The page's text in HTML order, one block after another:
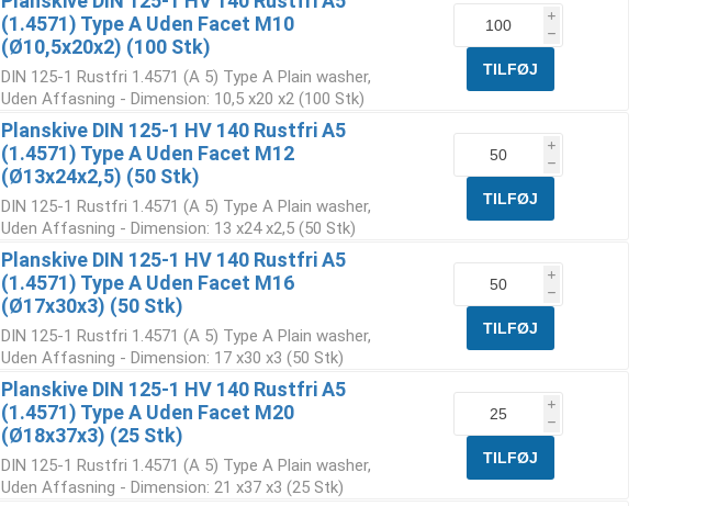
(1.4571) Type A Uden Facet M10
(Ø10,5x20x2) (100 Stk)
DIN 125-1 Rustfri 1.4571 (A 5) Type A Plain washer,
Uden Affasning - Dimension: 10,5 x20 x2 (100 Stk)
i
h
Planskive DIN 125-1 HV 140 Rustfri A5
(1.4571) Type A Uden Facet M12
(Ø13x24x2,5) (50 Stk)
DIN 125-1 Rustfri 1.4571 (A 5) Type A Plain washer,
Uden Affasning - Dimension: 13 x24 x2,5 (50 Stk)
i
h
Planskive DIN 125-1 HV 140 Rustfri A5
(1.4571) Type A Uden Facet M16
(Ø17x30x3) (50 Stk)
DIN 125-1 Rustfri 1.4571 (A 5) Type A Plain washer,
Uden Affasning - Dimension: 17 x30 x3 (50 Stk)
i
h
Planskive DIN 125-1 HV 140 Rustfri A5
(1.4571) Type A Uden Facet M20
(Ø18x37x3) (25 Stk)
DIN 125-1 Rustfri 1.4571 (A 5) Type A Plain washer,
Uden Affasning - Dimension: 21 x37 x3 (25 Stk)
i
h